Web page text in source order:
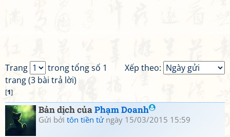
Xếp theo:
Trang
trong tổng số 1
trang (3 bài trả lời)
[1]
Bản dịch củaPhạm Doanh
Gửi bởi tôn tiền tửngày 15/03/2015 15:59